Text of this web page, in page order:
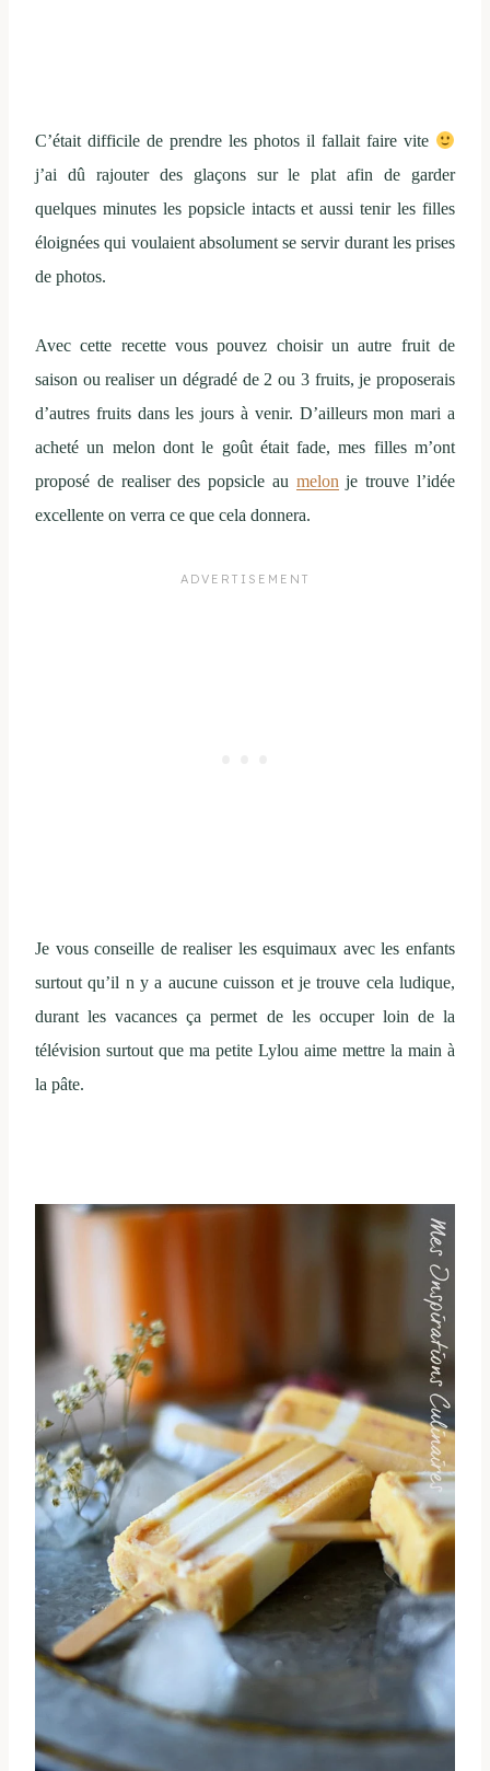
C’était difficile de prendre les photos il fallait faire vite
j’ai dû rajouter des glaçons sur le plat afin de garder
quelques minutes les popsicle intacts et aussi tenir les filles
éloignées qui voulaient absolument se servir durant les prises
de photos.
Avec cette recette vous pouvez choisir un autre fruit de
saison ou realiser un dégradé de 2 ou 3 fruits, je proposerais
d’autres fruits dans les jours à venir. D’ailleurs mon mari a
acheté un melon dont le goût était fade, mes filles m’ont
proposé de realiser des popsicle au melonje trouve l’idée
excellente on verra ce que cela donnera.
Je vous conseille de realiser les esquimaux avec les enfants
surtout qu’il n y a aucune cuisson et je trouve cela ludique,
durant les vacances ça permet de les occuper loin de la
télévision surtout que ma petite Lylou aime mettre la main à
la pâte.